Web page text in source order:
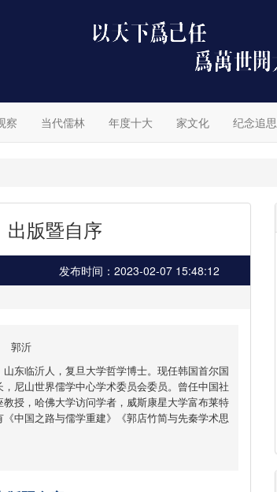
察 当代儒林 年度十大 家文化 纪念追思
出版暨自序
发布时间：2023-02-07 15:48:12
郭沂
东临沂人，复旦大学哲学博士。现任韩国首尔国
尼山世界儒学中心学术委员会委员。曾任中国社
授，哈佛大学访问学者，威斯康星大学富布莱特
中国之路与儒学重建》《郭店竹简与先秦学术思